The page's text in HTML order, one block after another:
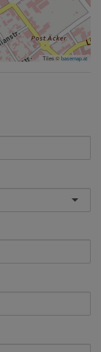
Tiles ©basemap.at